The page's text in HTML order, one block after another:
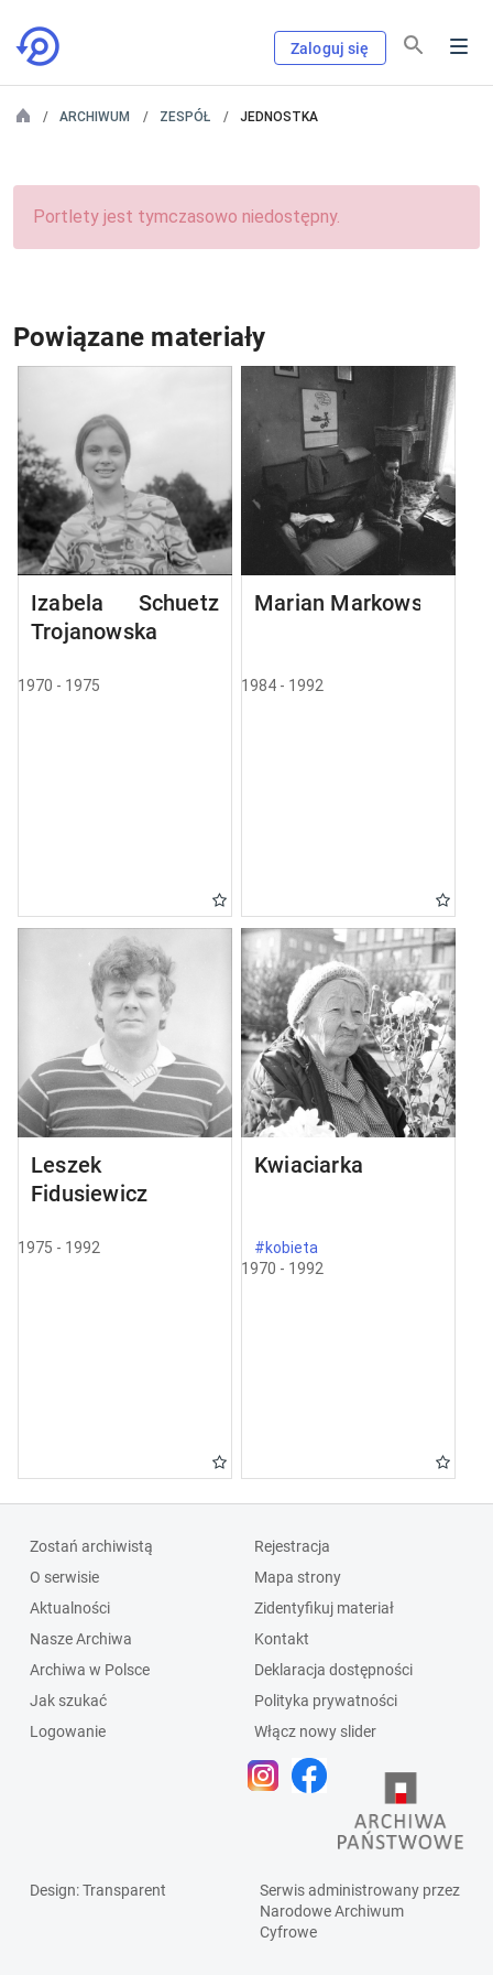
Zaloguj się
ARCHIWUM ZESPÓŁ JEDNOSTKA
Portlety jest tymczasowo niedostępny.
Powiązane materiały
Izabela Schuetz
Trojanowska
1970 - 1975
Marian Markowski
1984 - 1992
Leszek
Fidusiewicz
1975 - 1992
Kwiaciarka
#kobieta
1970 - 1992
Zostań archiwistą
O serwisie
Aktualności
Nasze Archiwa
Archiwa w Polsce
Jak szukać
Logowanie
Rejestracja
Mapa strony
Zidentyfikuj materiał
Kontakt
Deklaracja dostępności
Polityka prywatności
Włącz nowy slider
Design: Transparent
Serwis administrowany przez
Narodowe Archiwum
Cyfrowe